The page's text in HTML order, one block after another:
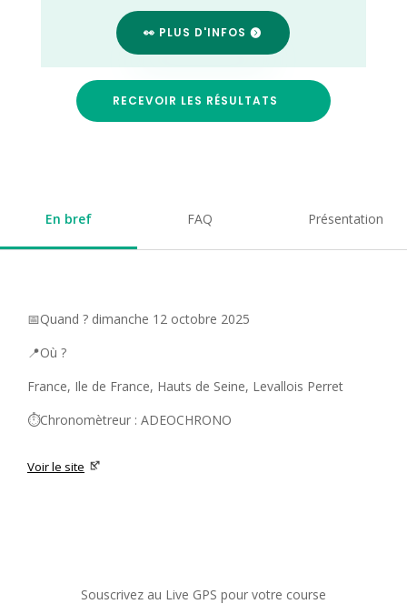
👀 PLUS D'INFOS
RECEVOIR LES RÉSULTATS
En bref FAQ Présentation
📅Quand ? dimanche 12 octobre 2025
📍Où ?
France, Ile de France, Hauts de Seine, Levallois Perret
⏱️Chronomètreur : ADEOCHRONO
Voir le site
Souscrivez au Live GPS pour votre course